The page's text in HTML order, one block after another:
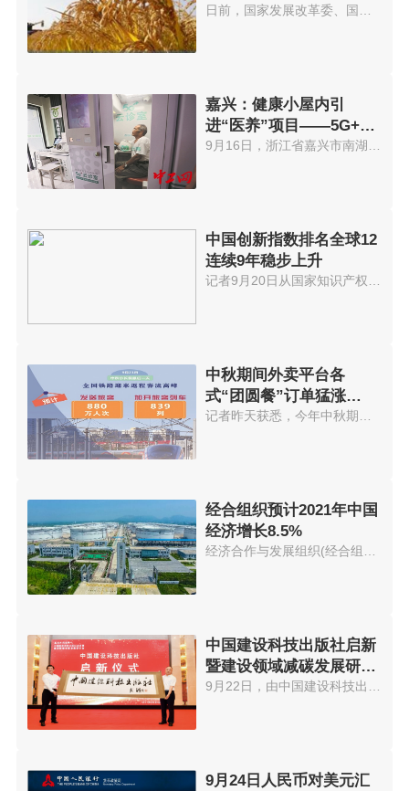
嘉兴：健康小屋内引
进“医养”项目——5G+云
诊室
中国创新指数排名全球12
连续9年稳步上升
中秋期间外卖平台各
式“团圆餐”订单猛涨
574.56%
经合组织预计2021年中国
经济增长8.5%
中国建设科技出版社启新
暨建设领域减碳发展研讨
会在京举办
9月22日，由中国建设科技出版社...
9月24日人民币对美元汇